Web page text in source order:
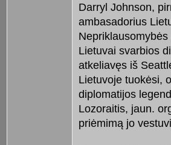
Darryl Johnson,
ambasadorius
Nepriklausomybės
Lietuvai svarbios
atkeliavęs iš
Lietuvoje tuokėsi,
diplomatijos
Lozoraitis, jaun.
priėmimą jo